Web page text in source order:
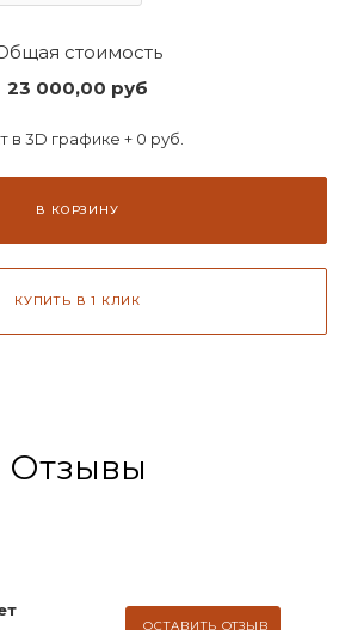
стоимость
23 000,00 руб
в 3D графике + 0 руб.
В КОРЗИНУ
КУПИТЬ В 1 КЛИК
Отзывы
ОСТАВИТЬ ОТЗЫВ